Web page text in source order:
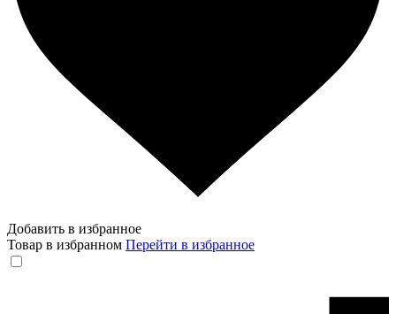
Добавить в избранное
Товар в избранном Перейти в избранное